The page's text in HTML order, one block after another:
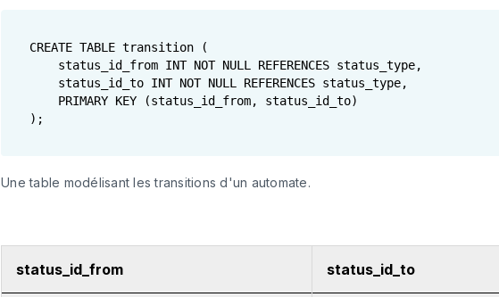
CREATE TABLE transition (
    status_id_from INT NOT NULL REFERENCES status_type,
    status_id_to INT NOT NULL REFERENCES status_type,
    PRIMARY KEY (status_id_from, status_id_to)
Une table modélisant les transitions d'un automate.
status_id_from status_id_to